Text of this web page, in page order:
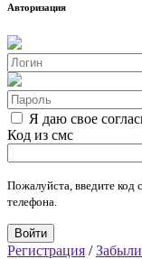
Авторизация
Я даю свое
Код из смс
Пожалуйста, введите код
телефона.
Регистрация /